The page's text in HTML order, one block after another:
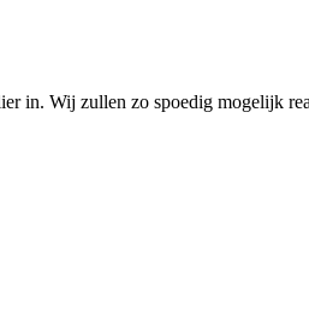
in. Wij zullen zo spoedig mogelijk